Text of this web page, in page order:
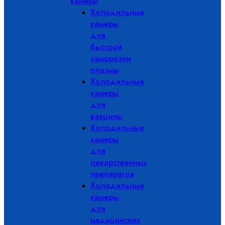
Холодильные
камеры
для
быстрой
заморозки
плазмы
Холодильные
камеры
для
вакцины
Холодильные
камеры
для
лекарственных
препаратов
Холодильные
камеры
для
медицинских